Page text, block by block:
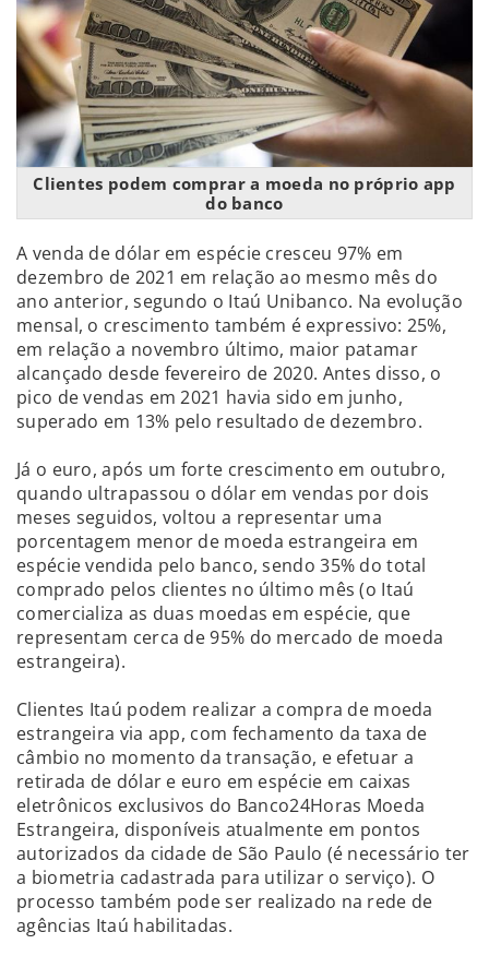
Clientes podem comprar a moeda no próprio app
do banco
A venda de dólar em espécie cresceu 97% em
dezembro de 2021 em relação ao mesmo mês do
ano anterior, segundo o Itaú Unibanco. Na evolução
mensal, o crescimento também é expressivo: 25%,
em relação a novembro último, maior patamar
alcançado desde fevereiro de 2020. Antes disso, o
pico de vendas em 2021 havia sido em junho,
superado em 13% pelo resultado de dezembro.
Já o euro, após um forte crescimento em outubro,
quando ultrapassou o dólar em vendas por dois
meses seguidos, voltou a representar uma
porcentagem menor de moeda estrangeira em
espécie vendida pelo banco, sendo 35% do total
comprado pelos clientes no último mês (o Itaú
comercializa as duas moedas em espécie, que
representam cerca de 95% do mercado de moeda
estrangeira).
Clientes Itaú podem realizar a compra de moeda
estrangeira via app, com fechamento da taxa de
câmbio no momento da transação, e efetuar a
retirada de dólar e euro em espécie em caixas
eletrônicos exclusivos do Banco24Horas Moeda
Estrangeira, disponíveis atualmente em pontos
autorizados da cidade de São Paulo (é necessário ter
a biometria cadastrada para utilizar o serviço). O
processo também pode ser realizado na rede de
agências Itaú habilitadas.